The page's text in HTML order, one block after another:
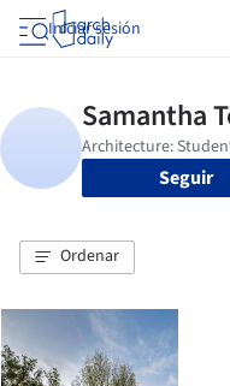
Iniciar sesión
Seguir
Ordenar